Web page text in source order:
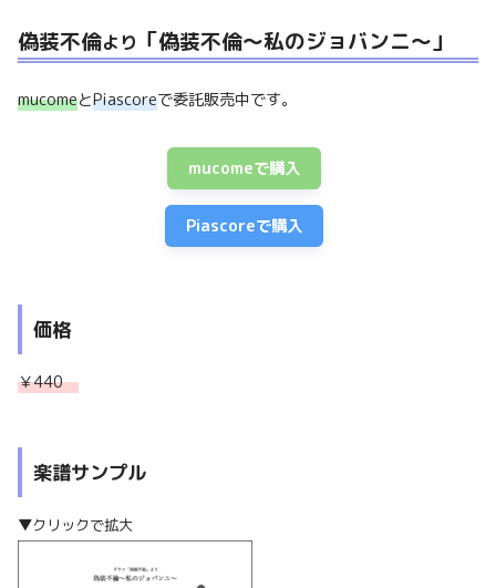
偽装不倫より 「偽装不倫〜私のジョバンニ〜」
mucomeとPiascoreで委託販売中です。
mucomeで購入
Piascoreで購入
価格
￥440
楽譜サンプル
▼クリックで拡大